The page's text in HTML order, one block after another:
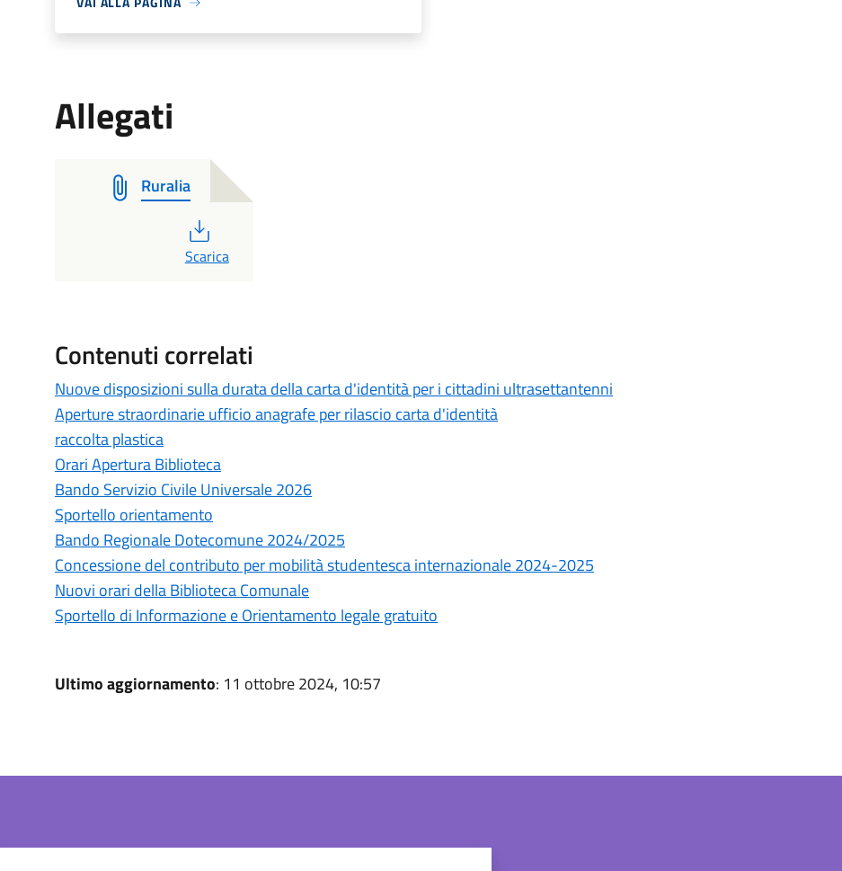
Allegati
Ruralia
PDF
Scarica
Contenuti correlati
Nuove disposizioni sulla durata della carta d'identità per i cittadini ultrasettantenni
Aperture straordinarie ufficio anagrafe per rilascio carta d'identità
raccolta plastica
Orari Apertura Biblioteca
Bando Servizio Civile Universale 2026
Sportello orientamento
Bando Regionale Dotecomune 2024/2025
Concessione del contributo per mobilità studentesca internazionale 2024-2025
Nuovi orari della Biblioteca Comunale
Sportello di Informazione e Orientamento legale gratuito
Ultimo aggiornamento: 11 ottobre 2024, 10:57